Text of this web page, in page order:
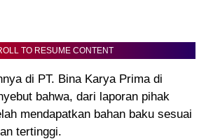
TO RESUME CONTENT
di PT. Bina Karya Prima di
bahwa, dari laporan pihak
mendapatkan bahan baku sesuai
tertinggi.